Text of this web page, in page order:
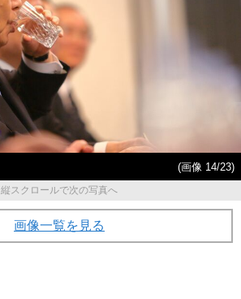
(画像 14/23)
縦スクロールで次の写真へ
画像一覧を見る